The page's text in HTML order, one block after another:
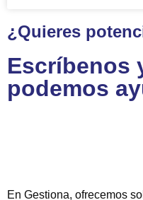
¿Quieres
Escríbenos
podemos
En Gestiona, ofrecemos